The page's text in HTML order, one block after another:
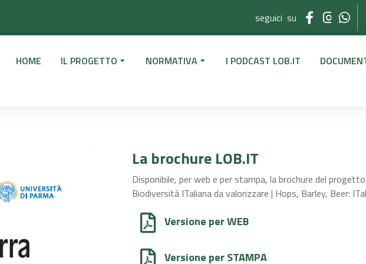
seguici su
HOME IL PROGETTO NORMATIVA I PODCAST LOB.IT
La brochure LOB.IT
Disponibile, per web e per stampa, la brochure del progetto
Biodiversità ITaliana da valorizzare | Hops, Barley, Beer:
Versione per WEB
Versione per STAMPA